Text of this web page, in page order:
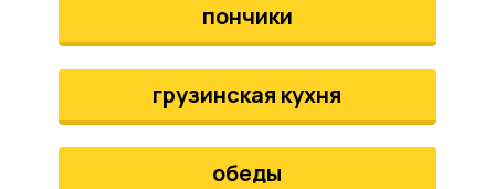
пончики
грузинская кухня
обеды